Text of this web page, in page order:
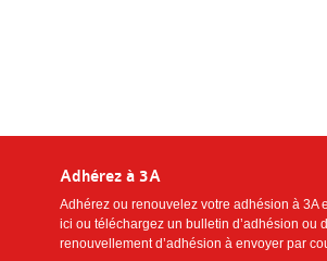
Adhérez à 3A
Adhérez ou renouvelez votre adhésion à 3A
ici ou téléchargez un bulletin d’adhésion ou
renouvellement d’adhésion à envoyer par